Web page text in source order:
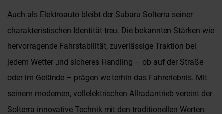
Auch als Elektroauto bleibt der Subaru Solterra seiner
charakteristischen Identität treu. Die bekannten Stärken wie
hervorragende Fahrstabilität, zuverlässige Traktion bei
jedem Wetter und sicheres Handling – ob auf der Straße
oder im Gelände – prägen weiterhin das Fahrerlebnis. Mit
seinem modernen, vollelektrischen Allradantrieb vereint der
Solterra innovative Technik mit den traditionellen Werten